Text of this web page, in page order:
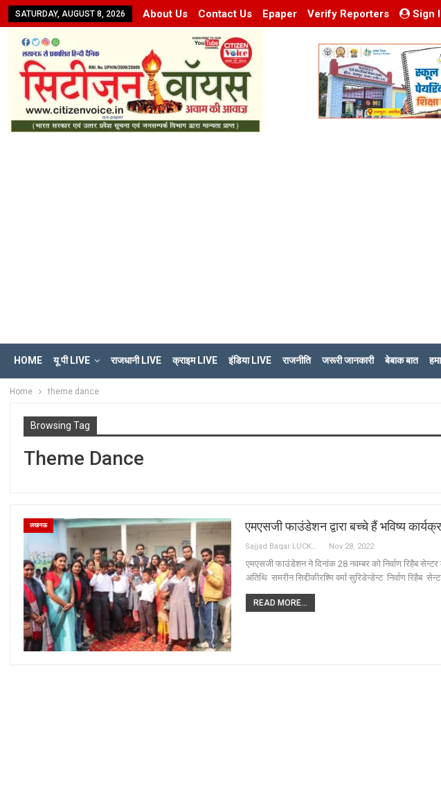
SATURDAY, AUGUST 8, 2026 About Us Contact Us Epaper Verify Reporters Sign
HOME यू पी LIVE राजधानी LIVE क्राइम LIVE इंडिया LIVE राजनीति जरूरी जानकारी बेबाक बात
Home theme dance
Browsing Tag
Theme Dance
लखनऊ एमएसजी फाउंडेशन द्वारा बच्चे हैं भविष्य
Sajjad Baqar LUCKNOW Nov 28, 2022
एमएसजी फाउंडेशन ने दिनांक 28 नवम्बर को निर्वाण रिहैब
अतिथि समरीन सिद्दीकीरश्मि वर्मा सुरिडेन्डेन्ट निर्वाण रिहैब
READ MORE...